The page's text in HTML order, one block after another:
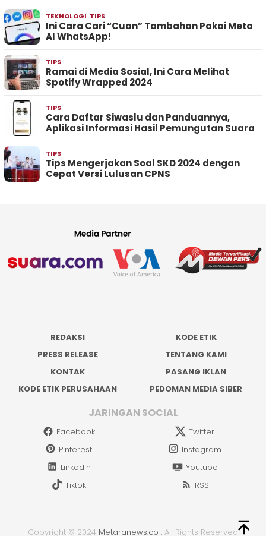
TEKNOLOGI, TIPS
Ini Cara Cari “Cuan” Tambahan Pakai Meta
AI WhatsApp!
TIPS
Ramai di Media Sosial, Ini Cara Melihat
Spotify Wrapped 2024
TIPS
Cara Daftar Siwaslu dan Panduannya,
Aplikasi Informasi Hasil Pemungutan Suara
TIPS
Tips Mengerjakan Soal SKD 2024 dengan
Cepat Versi Lulusan CPNS
REDAKSI
KODE ETIK
PRESS RELEASE
TENTANG KAMI
KONTAK
PASANG IKLAN
KODE ETIK PERUSAHAAN
PEDOMAN MEDIA SIBER
JARINGAN SOCIAL
Facebook
Twitter
Pinterest
Instagram
Linkedin
Youtube
Tiktok
RSS
Copyright © 2024 Metaranews.co . All Rights Reserved